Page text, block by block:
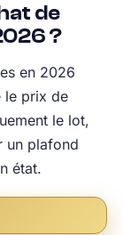
de
?
en 2026
le prix de
le lot,
un plafond
état.